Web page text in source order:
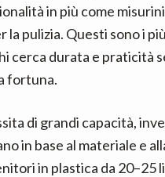
in più come
la pulizia. Questi sono i più
cerca durata e praticità
fortuna.
di grandi capacità,
in base al materiale e
in plastica da 20–25